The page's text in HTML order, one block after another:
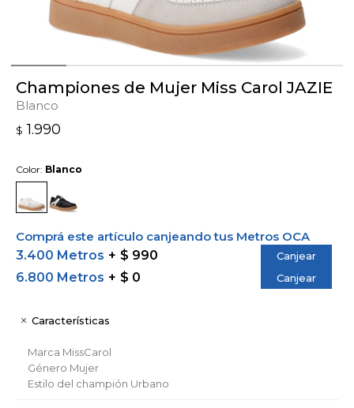
Championes de Mujer Miss Carol JAZIE
Blanco
$ 1.990
Color: Blanco
Comprá este artículo canjeando tus Metros OCA
3.400 Metros
$ 990 Canjear
6.800 Metros $ 0 Canjear
Características
Marca MissCarol
Género Mujer
Estilo del champión Urbano